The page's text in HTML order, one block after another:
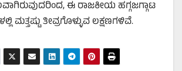
ಈ ರಾಜಕೀಯ ಹಗ್ಗಜಗ್ಗಾಟ
ಮತ್ತಷ್ಟು ತೀವ್ರಗೊಳ್ಳುವ ಲಕ್ಷಣಗಳಿವೆ.